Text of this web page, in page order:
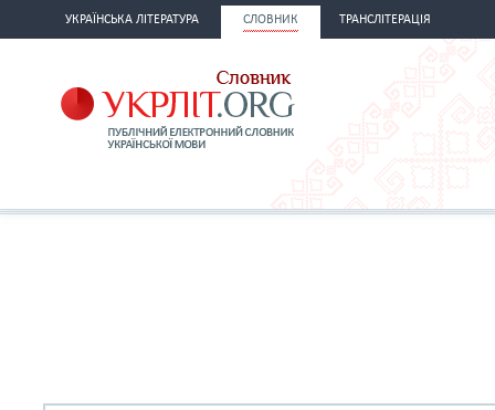
УКРАЇНСЬКА ЛІТЕРАТУРА СЛОВНИК ТРАНСЛІТЕРАЦІЯ